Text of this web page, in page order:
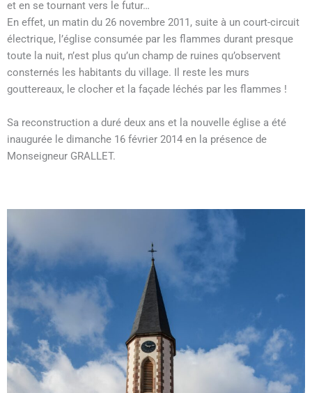
et en se tournant vers le futur…
En effet, un matin du 26 novembre 2011, suite à un court-circuit
électrique, l’église consumée par les flammes durant presque
toute la nuit, n’est plus qu’un champ de ruines qu’observent
consternés les habitants du village. Il reste les murs
gouttereaux, le clocher et la façade léchés par les flammes !
Sa reconstruction a duré deux ans et la nouvelle église a été
inaugurée le dimanche 16 février 2014 en la présence de
Monseigneur GRALLET.